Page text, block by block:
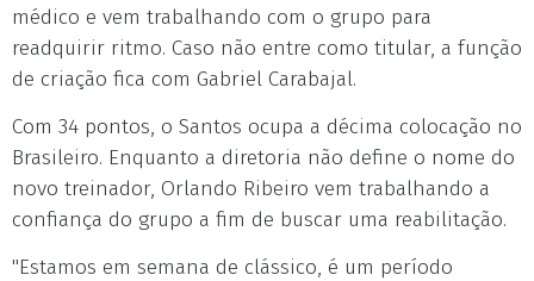
médico e vem trabalhando com o grupo para
readquirir ritmo. Caso não entre como titular, a função
de criação fica com Gabriel Carabajal.
Com 34 pontos, o Santos ocupa a décima colocação no
Brasileiro. Enquanto a diretoria não define o nome do
novo treinador, Orlando Ribeiro vem trabalhando a
confiança do grupo a fim de buscar uma reabilitação.
"Estamos em semana de clássico, é um período